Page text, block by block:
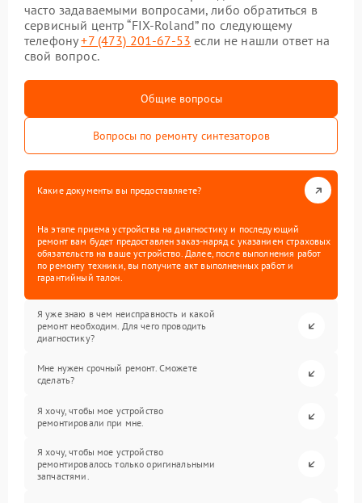
часто задаваемыми вопросами, либо обратиться в
сервисный центр “FIX-Roland” по следующему
телефону+7 (473) 201-67-53 если не нашли ответ на
свой вопрос.
Общие вопросы
Вопросы по ремонту синтезаторов
Какие документы вы предоставляете?
На этапе приема устройства на диагностику и последующий
ремонт вам будет предоставлен заказ-наряд с указанием страховых
обязательств на ваше устройство. Далее, после выполнения работ
по ремонту техники, вы получите акт выполненных работ и
гарантийный талон.
Я уже знаю в чем неисправность и какой
ремонт необходим. Для чего проводить
диагностику?
Мне нужен срочный ремонт. Сможете
сделать?
Я хочу, чтобы мое устройство
ремонтировали при мне.
Я хочу, чтобы мое устройство
ремонтировалось только оригинальными
запчастями.